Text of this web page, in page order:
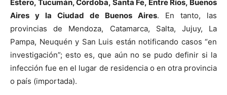
Estero, Tucumán, Córdoba, Santa Fe, Entre Ríos, Buenos
Aires y la Ciudad de Buenos Aires. En tanto, las
provincias de Mendoza, Catamarca, Salta, Jujuy, La
Pampa, Neuquén y San Luis están notificando casos “en
investigación”; esto es, que aún no se pudo definir si la
infección fue en el lugar de residencia o en otra provincia
o país (importada).